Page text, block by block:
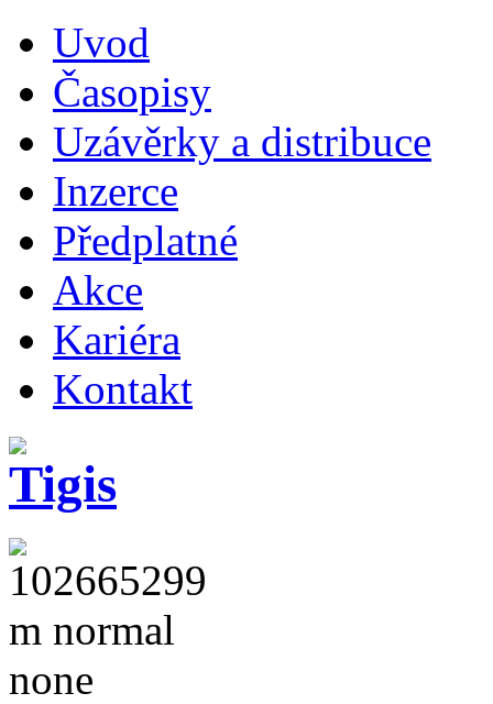
Uvod
Časopisy
Uzávěrky a distribuce
Inzerce
Předplatné
Akce
Kariéra
Kontakt